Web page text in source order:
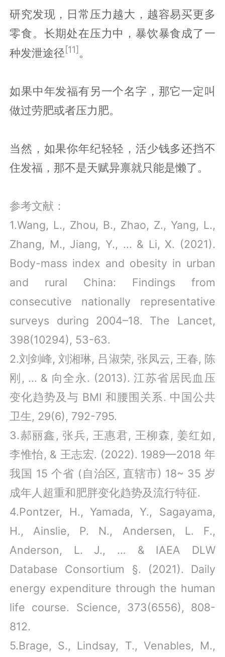
研究发现，日常压力越大，越容易买更多
零食。长期处在压力中，暴饮暴食成了一
种发泄途径[11]。
如果中年发福有另一个名字，那它一定叫
做过劳肥或者压力肥。
当然，如果你年纪轻轻，活少钱多还挡不
住发福，那不是天赋异禀就只能是懒了。
参考文献：
1.Wang, L., Zhou, B., Zhao, Z., Yang, L.,
Zhang, M., Jiang, Y., ... & Li, X. (2021).
Body-mass index and obesity in urban
and rural China: Findings from
consecutive nationally representative
surveys during 2004–18. The Lancet,
398(10294), 53-63.
2.刘剑峰, 刘湘琳, 吕淑荣, 张凤云, 王春, 陈
刚, ... & 向全永. (2013). 江苏省居民血压
变化趋势及与 BMI 和腰围关系. 中国公共
卫生, 29(6), 792-795.
3.郝丽鑫, 张兵, 王惠君, 王柳森, 姜红如,
李惟怡, & 王志宏. (2022). 1989—2018 年
我国 15 个省 (自治区, 直辖市) 18~ 35 岁
成年人超重和肥胖变化趋势及流行特征.
4.Pontzer, H., Yamada, Y., Sagayama,
H., Ainslie, P. N., Andersen, L. F.,
Anderson, L. J., … & IAEA DLW
Database Consortium §. (2021). Daily
energy expenditure through the human
life course. Science, 373(6556), 808-
812.
5.Brage, S., Lindsay, T., Venables, M.,